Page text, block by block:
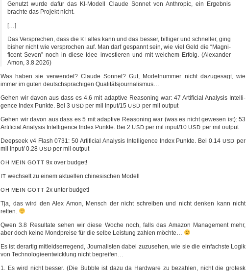
Genutzt wur­de dafür das KI-Modell Clau­de Son­net von Anthro­pic, ein Ergeb­nis
brach­te das Pro­jekt nicht.
[…]
Das Ver­spre­chen, dass die KI alles kann und das bes­ser, bil­li­ger und schnel­ler, ging
bis­her nicht wie ver­spro­chen auf. Man darf gespannt sein, wie viel Geld die “Magni­
ficent Seven” noch in die­se Idee inves­tie­ren und mit wel­chem Erfolg. (Alex­an­der
Amon, 3.8.2026)
Was haben sie ver­wen­det? Clau­de Son­net? Gut, Model­num­mer nicht dazu­ge­sagt, wie
immer im guten deutsch­spra­chi­gen Qualitätsjournalismus…
Gehen wir davon aus dass es 4.6 mit adap­ti­ve Rea­so­ning war: 47 Arti­fi­cial Ana­ly­sis Intel­li­
gence Index Punk­te. Bei 3 USD per mil input/15USD per mil output
Gehen wir davon aus dass es 5 mit adap­ti­ve Rea­so­ning war (was es nicht gewe­sen ist): 53
Arti­fi­cial Ana­ly­sis Intel­li­gence Index Punk­te. Bei 2 USD per mil input/10USD per mil output
Deep­seek v4 Flash 0731: 50 Arti­fi­cial Ana­ly­sis Intel­li­gence Index Punk­te. Bei 0.14 USD per
mil input/ 0.28 USD per mil output
OH MEIN GOTT 9x over budget!
IT wech­selt zu einem aktu­el­len chi­ne­si­schen Modell
OH MEIN GOTT 2x unter budget!
Tja, das wird den Alex Amon, Mensch der nicht schrei­ben und nicht den­ken kann nicht
retten.
Qwen 3.8 Resul­ta­te sehen wir die­se Woche noch, falls das Ama­zon Manage­ment mehr,
aber doch kei­ne Mond­prei­se für die sel­be Leis­tung zah­len möchte…
Es ist der­ar­tig mit­leid­s­er­re­gend, Jour­na­lis­ten dabei zuzu­se­hen, wie sie die ein­fachs­te Logik
von Tech­no­lo­gie­ent­wick­lung nicht begreifen…
1. Es wird nicht bes­ser. (Die Bub­ble ist dazu da Hard­ware zu bezah­len, nicht die gro­tesk